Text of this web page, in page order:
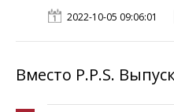
2022-10-05 09:06:01
Вместо P.P.S.